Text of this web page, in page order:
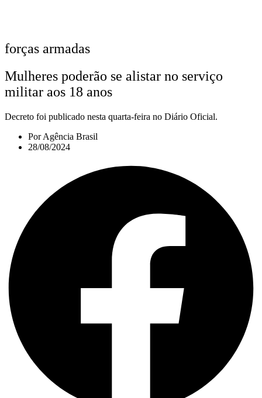
forças armadas
Mulheres poderão se alistar no serviço
militar aos 18 anos
Decreto foi publicado nesta quarta-feira no Diário Oficial.
PorAgência Brasil
28/08/2024